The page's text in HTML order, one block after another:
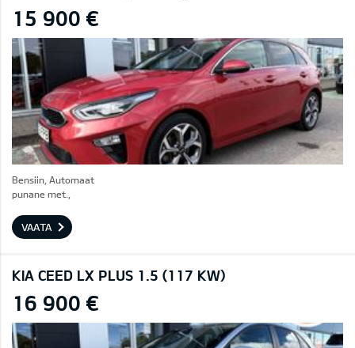
15 900 €
Bensiin, Automaat
punane met.,
VAATA
KIA CEED LX PLUS 1.5 (117 KW)
16 900 €